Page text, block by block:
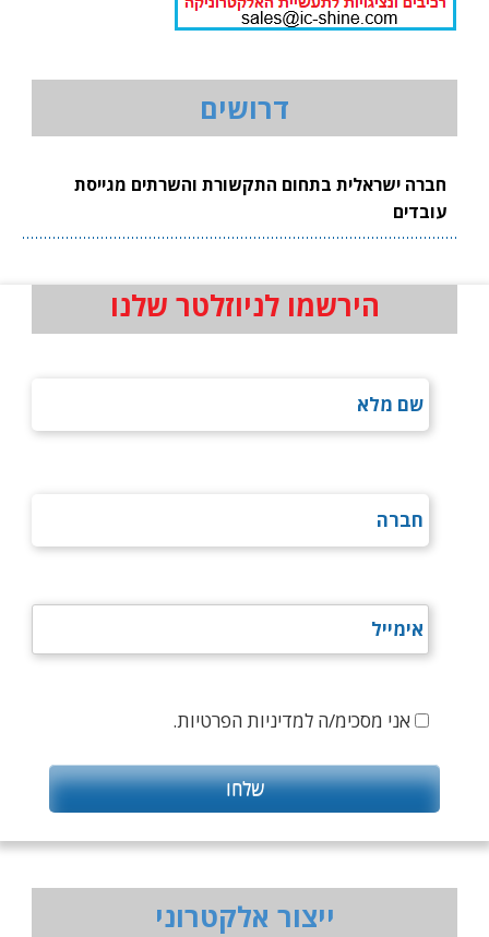
דרושים
חברה ישראלית בתחום התקשורת והשרתים מגייסת
עובדים
הירשמו לניוזלטר שלנו
אני מסכימ/ה למדיניות הפרטיות.
ייצור אלקטרוני